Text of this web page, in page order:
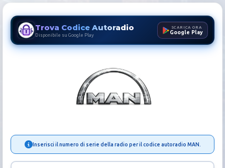
Trova Codice Autoradio
Disponibile su Google Play
SCARICA ORA
Google Play
Codice Autoradio MAN |
Inserisci il numero di serie della radio per il codice autoradio MAN.